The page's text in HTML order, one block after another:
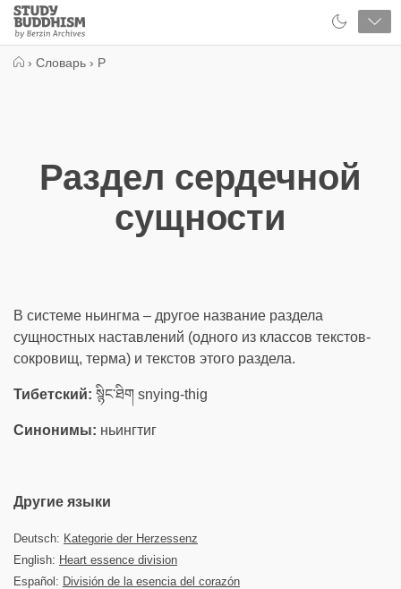
Close
Study
Buddhism
› Словарь › Р
Раздел сердечной
сущности
В системе ньингма – другое название раздела
сущностных наставлений (одного из классов текстов-
сокровищ, терма) и текстов этого раздела.
Тибетский: སྙིང་ཐིག snying-thig
Синонимы: ньингтиг
Другие языки
Deutsch: Kategorie der Herzessenz
English: Heart essence division
Español: División de la esencia del corazón